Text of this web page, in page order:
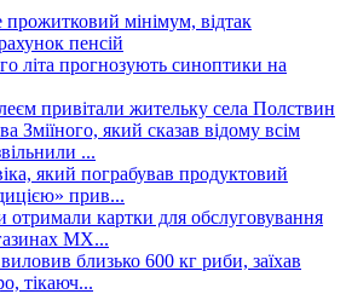
прожитковий мінімум, відтак
пенсій
літа прогнозують синоптики на
привітали жительку села Полствин
Зміїного, який сказав відому всім
...
який пограбував продуктовий
прив...
отримали картки для обслуговування
МХ...
близько 600 кг риби, заїхав
тікаюч...